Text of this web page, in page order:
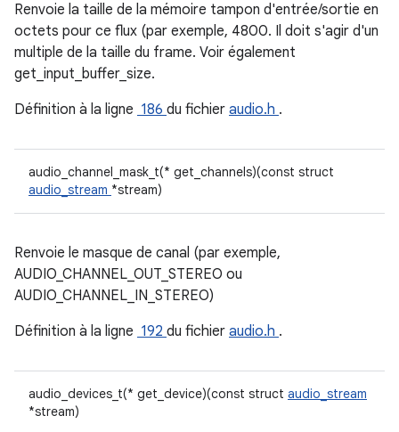
Renvoie la taille de la mémoire tampon d'entrée/sortie en
octets pour ce flux (par exemple, 4800. Il doit s'agir d'un
multiple de la taille du frame. Voir également
get_input_buffer_size.
Définition à la ligne 186 du fichier audio.h .
audio_channel_mask_t(* get_channels)(const struct
audio_stream *stream)
Renvoie le masque de canal (par exemple,
AUDIO_CHANNEL_OUT_STEREO ou
AUDIO_CHANNEL_IN_STEREO)
Définition à la ligne 192 du fichier audio.h .
audio_devices_t(* get_device)(const struct audio_stream
*stream)